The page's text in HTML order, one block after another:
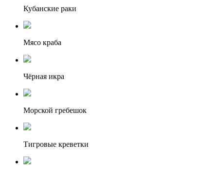
Кубанские раки
Мясо краба
Чёрная икра
Морской гребешок
Тигровые креветки